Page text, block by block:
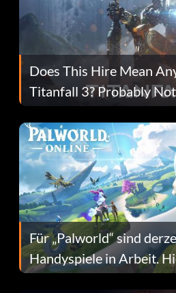
Does This Hire Mean
Titanfall 3? Probably
Fans Are Hopeful
Für „Palworld“ sind
Handyspiele in Arbeit.
dafür.